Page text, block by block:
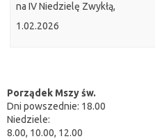
na IV Niedzielę Zwykłą,
1.02.2026
Porządek Mszy św.
Dni powszednie: 18.00
Niedziele:
8.00, 10.00, 12.00